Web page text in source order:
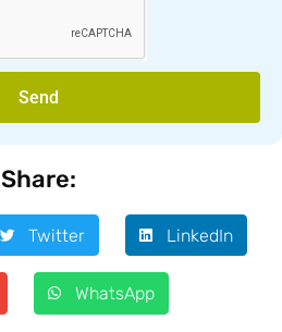
Send
Share:
Twitter LinkedIn
WhatsApp